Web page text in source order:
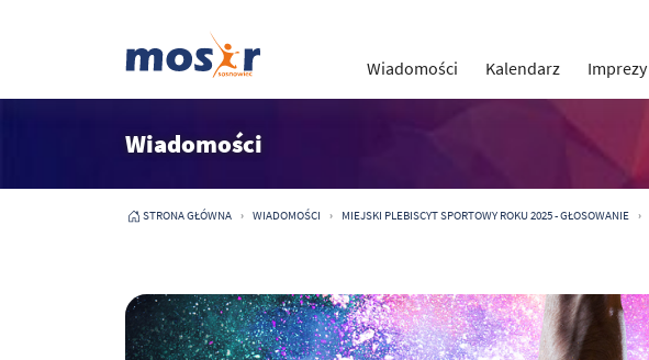
Wiadomości Kalendarz Imprezy
Wiadomości
STRONA GŁÓWNA WIADOMOŚCI MIEJSKI PLEBISCYT SPORTOWY ROKU 2025 - GŁOSOWANIE